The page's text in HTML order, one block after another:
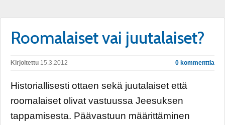
Roomalaiset vai juutalaiset?
Kirjoitettu 15.3.2012 0 kommenttia
Historiallisesti ottaen sekä juutalaiset että
roomalaiset olivat vastuussa Jeesuksen
tappamisesta. Päävastuun määrittäminen